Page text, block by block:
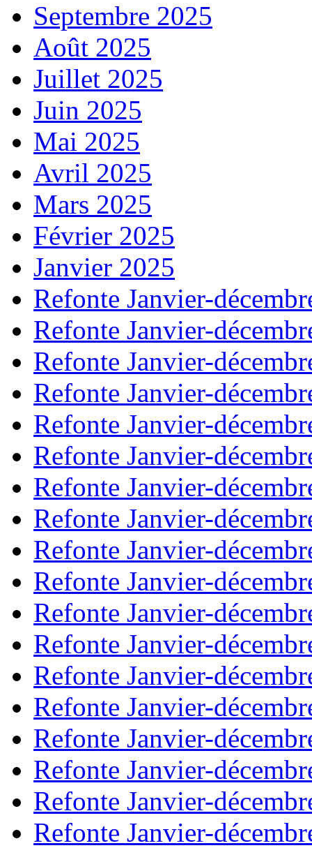
Septembre 2025
Août 2025
Juillet 2025
Juin 2025
Mai 2025
Avril 2025
Mars 2025
Février 2025
Janvier 2025
Refonte Janvier-
Refonte Janvier-
Refonte Janvier-
Refonte Janvier-
Refonte Janvier-
Refonte Janvier-
Refonte Janvier-
Refonte Janvier-
Refonte Janvier-
Refonte Janvier-
Refonte Janvier-
Refonte Janvier-
Refonte Janvier-
Refonte Janvier-
Refonte Janvier-
Refonte Janvier-
Refonte Janvier-
Refonte Janvier-